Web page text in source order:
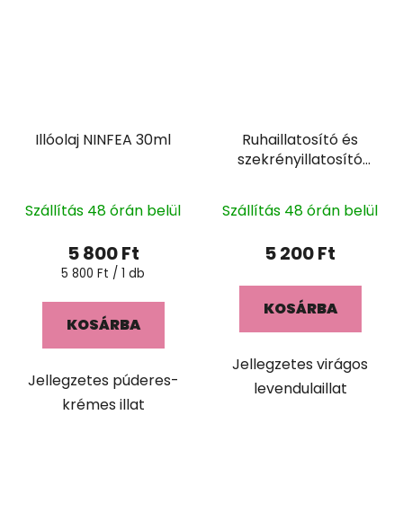
Illóolaj NINFEA 30ml
Szállítás 48 órán belül
5 800 Ft
Egységár:
5 800 Ft / 1 db
KOSÁRBA
Jellegzetes púderes-
krémes illat
Ruhaillatosító és
szekrényillatosító
Szállítás 48 órán belül
5 200 Ft
KOSÁRBA
Jellegzetes virágos
levendulaillat